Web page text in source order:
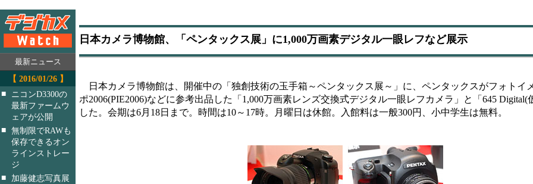
最新ニュース
【 2016/01/26 】
■
ニコンD3300の
最新ファームウ
ェアが公開
■ 無制限でRAWも
保存できるオン
ラインストレー
ジ
■
加藤健志写真展
日本カメラ博物館、「ペンタックス展」に1,000万画素デジタル一眼レフなど展示
日本カメラ博物館は、開催中の「独創技術の玉手箱～ペンタックス展～」に、ペンタックスがフォトイ
ポ2006(PIE2006)などに参考出品した「1,000万画素レンズ交換式デジタル一眼レフカメラ」と「645 Digital(
した。会期は6月18日まで。時間は10～17時。月曜日は休館。入館料は一般300円、小中学生は無料。